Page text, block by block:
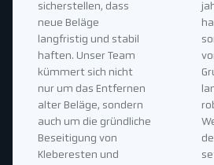
sicherstellen, dass
neue Beläge
langfristig und stabil
haften. Unser Team
kümmert sich nicht
nur um das Entfernen
alter Beläge, sondern
auch um die gründliche
Beseitigung von
Kleberesten und